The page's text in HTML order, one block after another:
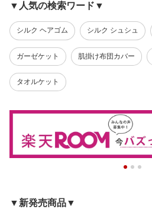
▼人気の検索ワード▼
シルク ヘアゴム シルク シュシュ
ガーゼケット 肌掛け布団カバー
タオルケット
▼新発売商品▼